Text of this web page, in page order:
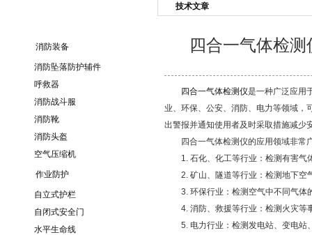
消防装备
消防坠落防护辅件
呼救器
消防战斗服
消防靴
消防头盔
空气压缩机
作业防护
自立式护栏
自闭式安全门
水平生命线
技术文章
四合一气体检
四合一气体检测仪是一种广泛应用
业、环保、公安、消防、电力等领域，
出警报并通知使用者及时采取措施减少
四合一气体检测仪的应用领域非常
1. 石化、化工等行业：检测有害气
2. 矿山、隧道等行业：检测地下空
3. 环保行业：检测空气中不同气体
4. 消防、救援等行业：检测火灾等
5. 电力行业：检测发电站、变电站